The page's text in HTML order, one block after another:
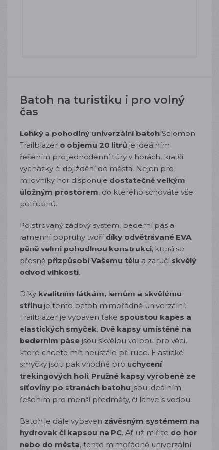
Batoh na turistiku i pro volný
čas
Lehký a pohodlný univerzální batoh Salomon
Trailblazer o objemu 20 litrů je ideálním
řešením pro jednodenní túry v horách, kratší
vycházky či dojíždění do města. Nejen pro
milovníky hor disponuje dostatečně velkým
úložným prostorem, do kterého schováte vše
potřebné.
Polstrovaný zádový systém, bederní pás a
ramenní popruhy tvoří díky odvětrávané EVA
pěně velmi pohodlnou konstrukci, která se
přesně přizpůsobí Vašemu tělu a zaručí skvělý
odvod vlhkosti.
Díky kvalitním látkám, lemům a skvělému
střihu je tento batoh mimořádně univerzální.
Trailblazer je vybaven také spoustou kapes a
elastických smyček. Dvě kapsy umístěné na
bederním páse jsou skvělou volbou pro věci,
které chcete mít neustále při ruce. Elastické
smyčky jsou pak vhodné pro uchycení
trekingových holí. Pružné kapsy vyrobené ze
síťoviny po stranách batohu jsou ideálním
řešením pro menší předměty, či lahve s vodou.
Batoh je dále vybaven závěsným systémem na
hydrovak či kapsou na PC. Ať už míříte do hor
nebo do města, tento mimořádně univerzální